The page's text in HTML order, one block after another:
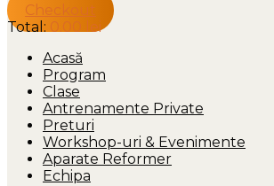
Checkout
Total: 0.00 lei
Acasă
Program
Clase
Antrenamente Private
Preturi
Workshop-uri & Evenimente
Aparate Reformer
Echipa